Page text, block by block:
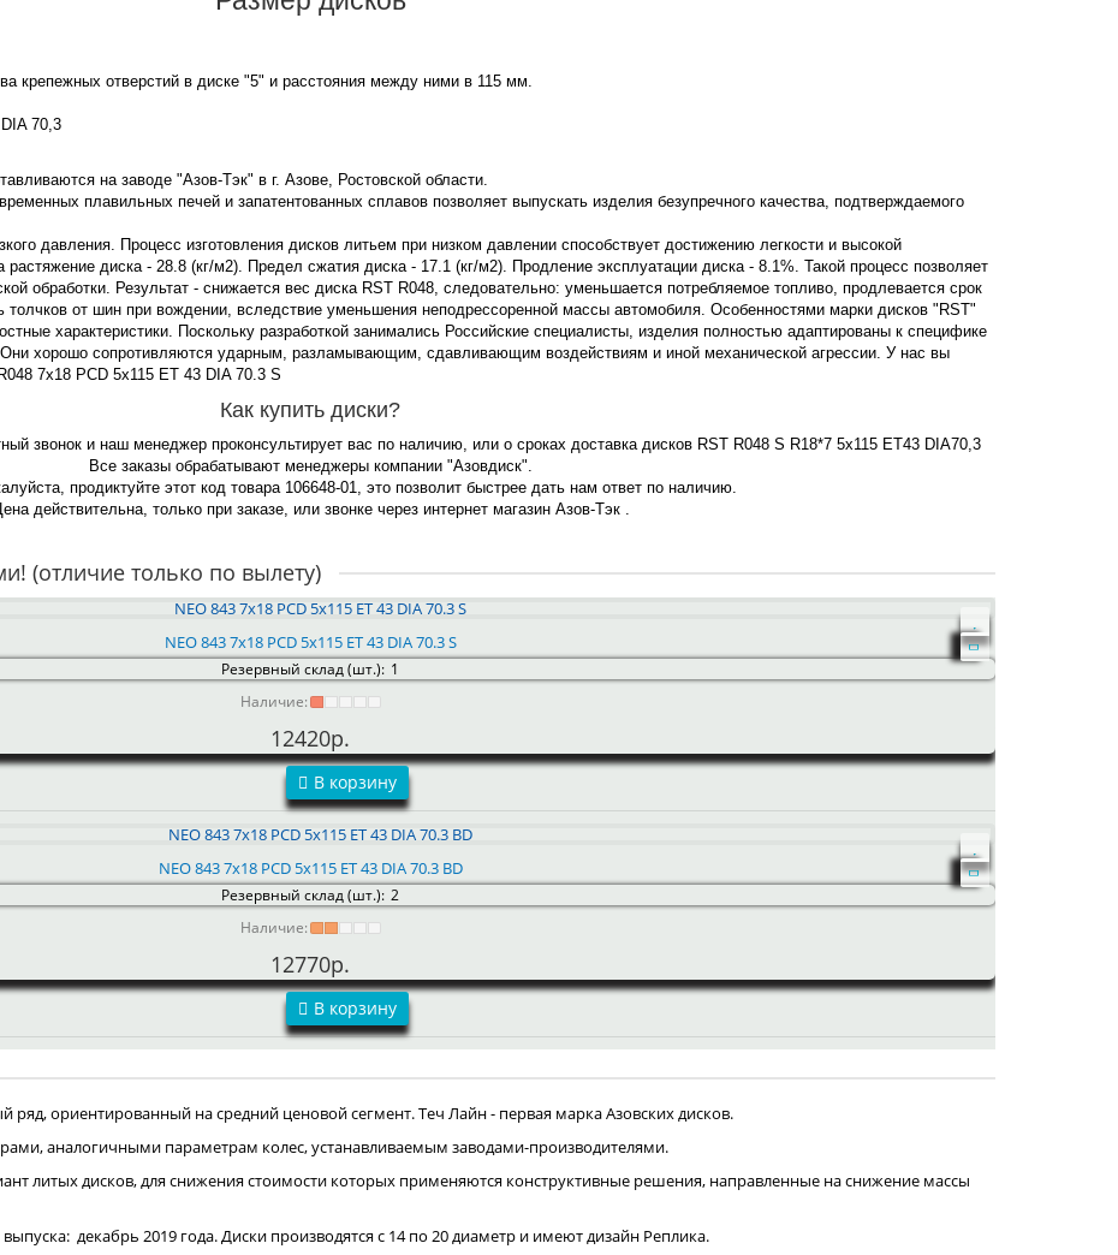
крепежных отверстий в диске "5" и расстояния между ними в 115 мм.
70,3
на заводе "Азов-Тэк" в г. Азове, Ростовской области.
плавильных печей и запатентованных сплавов позволяет выпускать изделия безупречного качества, подтверждаемого
давления. Процесс изготовления дисков литьем при низком давлении способствует достижению легкости и высокой
диска - 28.8 (кг/м2). Предел сжатия диска - 17.1 (кг/м2). Продление эксплуатации диска - 8.1%. Такой процесс позволяет
обработки. Результат - снижается вес диска RST R048, следовательно: уменьшается потребляемое топливо, продлевается срок
толчков от шин при вождении, вследствие уменьшения неподрессоренной массы автомобиля. Особенностями марки дисков "RST"
характеристики. Поскольку разработкой занимались Российские специалисты, изделия полностью адаптированы к специфике
Они хорошо сопротивляются ударным, разламывающим, сдавливающим воздействиям и иной механической агрессии. У нас вы
7x18 PCD 5x115 ET 43 DIA 70.3 S
Как купить диски?
звонок и наш менеджер проконсультирует вас по наличию, или о сроках доставка дисков RST R048 S R18*7 5x115 ET43 DIA70,3
Все заказы обрабатывают менеджеры компании "Азовдиск".
продиктуйте этот код товара 106648-01, это позволит быстрее дать нам ответ по наличию.
действительна, только при заказе, или звонке через интернет магазин Азов-Тэк .
(отличие только по вылету)
NEO 843 7x18 PCD 5x115 ET 43 DIA 70.3 S
Резервный склад (шт.): 1
Наличие:
12420р.
В корзину
NEO 843 7x18 PCD 5x115 ET 43 DIA 70.3 BD
Резервный склад (шт.): 2
Наличие:
12770р.
В корзину
ориентированный на средний ценовой сегмент. Теч Лайн - первая марка Азовских дисков.
аналогичными параметрам колес, устанавливаемым заводами-производителями.
литых дисков, для снижения стоимости которых применяются конструктивные решения, направленные на снижение массы
декабрь 2019 года. Диски производятся с 14 по 20 диаметр и имеют дизайн Реплика.